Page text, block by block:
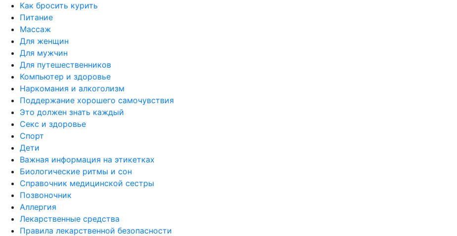
Как бросить курить
Питание
Массаж
Для женщин
Для мужчин
Для путешественников
Компьютер и здоровье
Наркомания и алкоголизм
Поддержание хорошего самочувствия
Это должен знать каждый
Секс и здоровье
Спорт
Дети
Важная информация на этикетках
Биологические ритмы и сон
Справочник медицинской сестры
Позвоночник
Аллергия
Лекарственные средства
Правила лекарственной безопасности